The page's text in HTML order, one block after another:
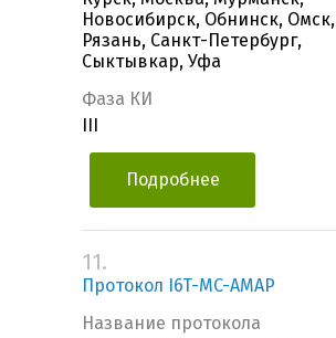
Новосибирск, Обнинск, Омск,
Рязань, Санкт-Петербург,
Сыктывкар, Уфа
Фаза КИ
Подробнее
11.
Протокол I6T-MC-AMAP
Название протокола